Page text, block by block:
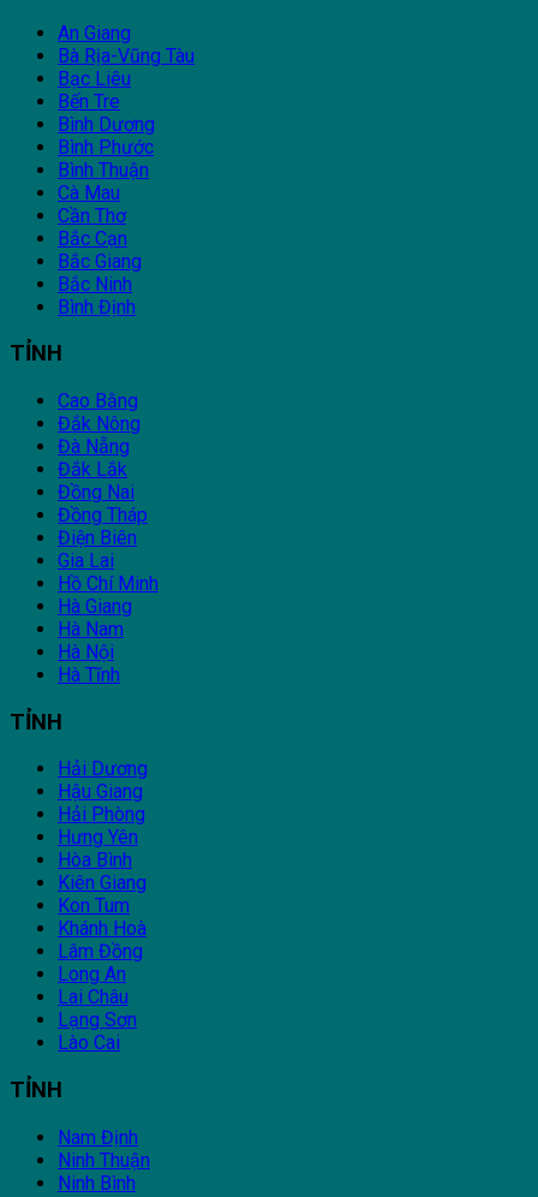
An Giang
Bà Rịa-Vũng Tàu
Bạc Liêu
Bến Tre
Bình Dương
Bình Phước
Bình Thuận
Cà Mau
Cần Thơ
Bắc Cạn
Bắc Giang
Bắc Ninh
Bình Định
TỈNH
Cao Bằng
Đắk Nông
Đà Nẵng
Đắk Lắk
Đồng Nai
Đồng Tháp
Điện Biên
Gia Lai
Hồ Chí Minh
Hà Giang
Hà Nam
Hà Nội
Hà Tĩnh
TỈNH
Hải Dương
Hậu Giang
Hải Phòng
Hưng Yên
Hòa Bình
Kiên Giang
Kon Tum
Khánh Hoà
Lâm Đồng
Long An
Lai Châu
Lạng Sơn
Lào Cai
TỈNH
Nam Định
Ninh Thuận
Ninh Bình